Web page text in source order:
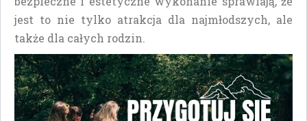
jest to nie tylko atrakcja dla najmłodszych, ale
także dla całych rodzin.